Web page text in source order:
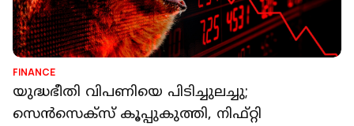
FINANCE
യുദ്ധഭീതി വിപണിയെ പിടിച്ചുലച്ചു;
സെൻസെക്സ് കൂപ്പുകുത്തി, നിഫ്റ്റി